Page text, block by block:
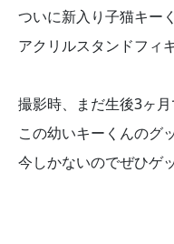
ついに新入り子猫キー
アクリルスタンドフィ
撮影時、まだ生後3ヶ月
この幼いキーくんのグ
今しかないのでぜひゲ